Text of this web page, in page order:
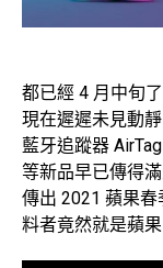
都已經 4 月中旬
現在遲遲未見動
藍牙追蹤器
等新品早已傳得
傳出 2021 蘋果
料者竟然就是蘋